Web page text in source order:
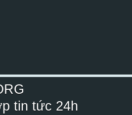
tin tức 24h